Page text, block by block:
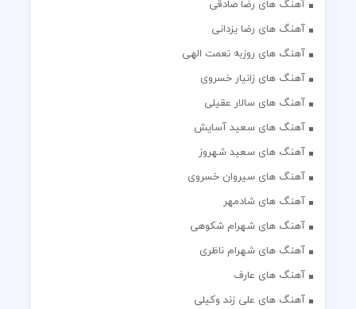
آهنگ های رضا صادقی
آهنگ های رضا یزدانی
آهنگ های روزبه نعمت الهی
آهنگ های زانیار خسروی
آهنگ های سالار عقیلی
آهنگ های سعید آسایش
آهنگ های سعید شهروز
آهنگ های سیروان خسروی
آهنگ های شادمهر
آهنگ های شهرام شکوهی
آهنگ های شهرام ناظری
آهنگ های عارف
آهنگ های علی زند وکیلی